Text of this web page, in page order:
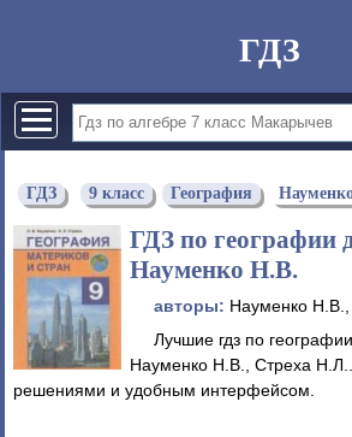
ГДЗ
ГДЗ 9 класс География
ГДЗ по географии
Науменко Н.В.
авторы: Науменко
Лучшие гдз по
Науменко Н.В., Стреха
решениями и удобным интерфейсом.